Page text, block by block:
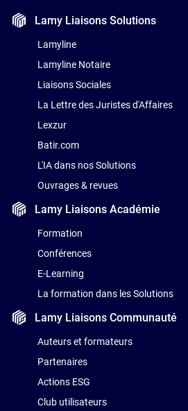
Lamy LiaisonsSolutions
Lamyline
Lamyline Notaire
Liaisons Sociales
La Lettre des Juristes d'Affaires
Lexzur
Batir.com
L'IA dans nos Solutions
Ouvrages & revues
Lamy LiaisonsAcadémie
Formation
Conférences
E-Learning
La formation dans les Solutions
Lamy LiaisonsCommunauté
Auteurs et formateurs
Partenaires
Actions ESG
Club utilisateurs